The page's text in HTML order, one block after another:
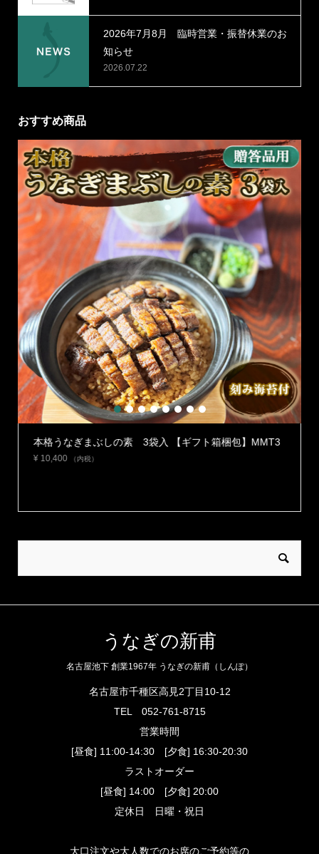
2026年7月8月 臨時営業・振替休業のお
知らせ
2026.07.22
おすすめ商品
ぶしの素 3袋入 【ギフト箱梱包】MMT3
本格うなぎまぶ
1 2 3 4 5 6 7 8
うなぎの新甫
名古屋池下 創業1967年 うなぎの新甫（しんぽ）
名古屋市千種区高見2丁目10-12
TEL 052-761-8715
営業時間
[昼食] 11:00-14:30 [夕食] 16:30-20:30
ラストオーダー
[昼食] 14:00 [夕食] 20:00
定休日 日曜・祝日
大口注文や大人数でのお席のご予約等の